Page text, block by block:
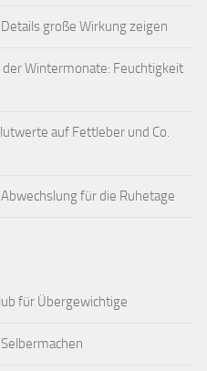
große Wirkung zeigen
Wintermonate: Feuchtigkeit
auf Fettleber und Co.
für die Ruhetage
für Übergewichtige